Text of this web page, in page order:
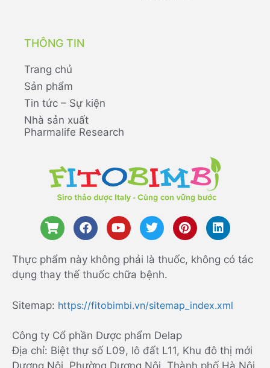
THÔNG TIN
Trang chủ
Sản phẩm
Tin tức – Sự kiện
Nhà sản xuất
Pharmalife Research
Thực phẩm này không phải là thuốc, không có tác
dụng thay thế thuốc chữa bệnh.
Sitemap: https://fitobimbi.vn/sitemap_index.xml
Công ty Cổ phần Dược phẩm Delap
Địa chỉ: Biệt thự số L09, lô đất L11, Khu đô thị mới
Dương Nội, Phường Dương Nội, Thành phố Hà Nội,